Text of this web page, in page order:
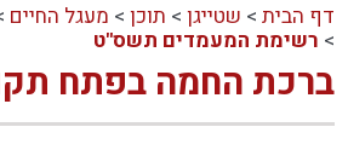
דף הבית > שטייגן > תוכן > מעגל החיים
> רשימת המעמדים תשס"ט
ברכת החמה בפתח